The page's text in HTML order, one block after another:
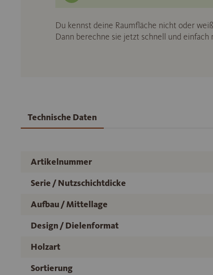
Du kennst deine Raumfläche nicht oder
Dann berechne sie jetzt schnell und einfach
Technische Daten
Artikelnummer
Serie / Nutzschichtdicke
Aufbau / Mittellage
Design / Dielenformat
Holzart
Sortierung